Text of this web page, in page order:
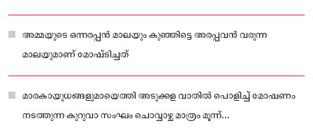
അമ്മയുടെ ഒന്നരപ്പൻ മാലയും കുഞ്ഞിട്ടെ അരപ്പവൻ വരുന്ന
മാലയുമാണ് മോഷ്ടിച്ചത്
മാരകായുധങ്ങളുമായെത്തി അടുക്കള വാതില്‍ പൊളിച്ച്‌ മോഷണം
നടത്തുന്ന കുറുവാ സംഘം ചൊവ്വാഴ്ച മാത്രം മൂന്ന്